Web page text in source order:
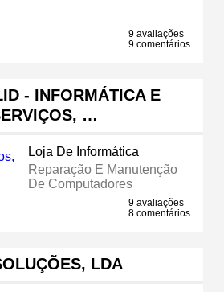
9 avaliações
9 comentários
- INFORMÁTICA E
…
Loja De Informática
Reparação E Manutenção
De Computadores
9 avaliações
8 comentários
LDA